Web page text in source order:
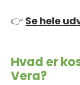
👉 Se hele
Hvad er
Vera?